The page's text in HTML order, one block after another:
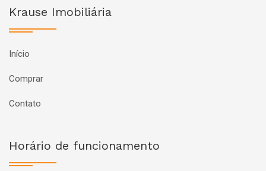
Krause Imobiliária
Início
Comprar
Contato
Horário de funcionamento